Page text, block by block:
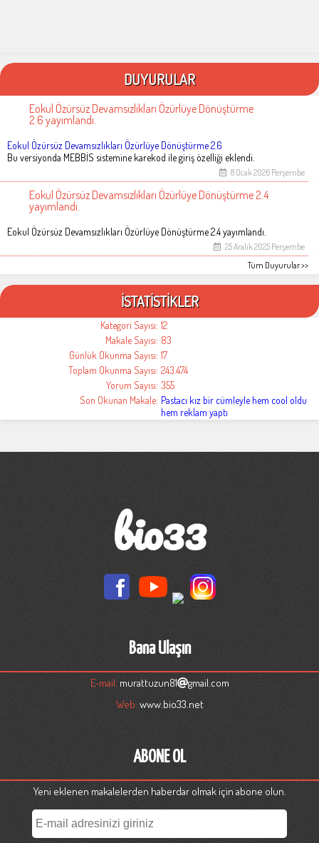
DUYURULAR
Eokul Özürsüz Devamsızlıkları Özürlüye Dönüştürme
2.6 yayımlandı.
Eokul Özürsüz Devamsızlıkları Özürlüye Dönüştürme 2.6
Bu versiyonda MEBBİS sistemine karekod ile giriş özelliği eklendi.
8 Ocak 2026 Perşembe
Eokul Özürsüz Devamsızlıkları Özürlüye Dönüştürme 2.4
yayımlandı.
Eokul Özürsüz Devamsızlıkları Özürlüye Dönüştürme 2.4 yayımlandı.
25 Aralık 2025 Perşembe
Tüm Duyurular >>
İSTATİSTİKLER
Kategori Sayısı: 12
Makale Sayısı: 83
Günlük Okunma Sayısı: 17
Toplam Okunma Sayısı: 243.474
Yorum Sayısı: 355
Son Okunan Makale: Pastacı kız bir cümleyle hem cool oldu
hem reklam yaptı
bio33
Bana Ulaşın
E-mail:murattuzun81
gmail.com
Web: www.bio33.net
ABONE OL
Yeni eklenen makalelerden haberdar olmak için abone olun.